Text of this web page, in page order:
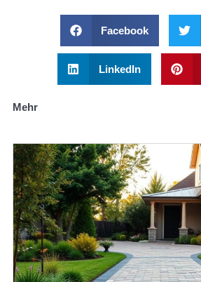
Facebook
LinkedIn
Mehr